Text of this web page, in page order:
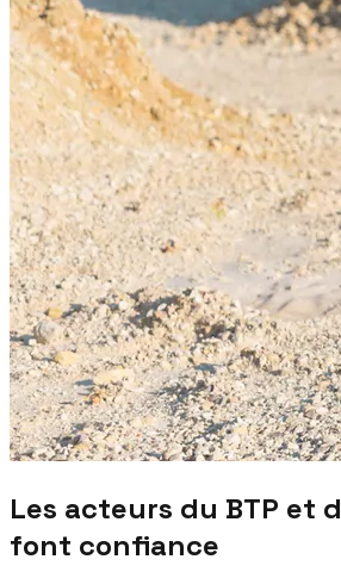
Les acteurs du BTP et
font confiance